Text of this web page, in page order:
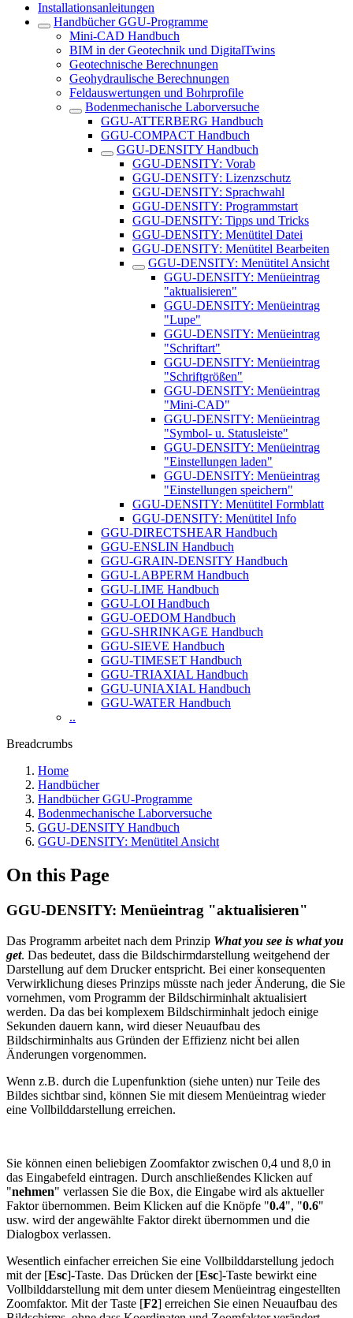
Installationsanleitungen
Handbücher GGU-Programme
Mini-CAD Handbuch
BIM in der Geotechnik und DigitalTwins
Geotechnische Berechnungen
Geohydraulische Berechnungen
Feldauswertungen und Bohrprofile
Bodenmechanische Laborversuche
GGU-ATTERBERG Handbuch
GGU-COMPACT Handbuch
GGU-DENSITY Handbuch
GGU-DENSITY: Vorab
GGU-DENSITY: Lizenzschutz
GGU-DENSITY: Sprachwahl
GGU-DENSITY: Programmstart
GGU-DENSITY: Tipps und Tricks
GGU-DENSITY: Menütitel Datei
GGU-DENSITY: Menütitel Bearbeiten
GGU-DENSITY: Menütitel Ansicht
GGU-DENSITY: Menüeintrag
"aktualisieren"
GGU-DENSITY: Menüeintrag
"Lupe"
GGU-DENSITY: Menüeintrag
"Schriftart"
GGU-DENSITY: Menüeintrag
"Schriftgrößen"
GGU-DENSITY: Menüeintrag
"Mini-CAD"
GGU-DENSITY: Menüeintrag
"Symbol- u. Statusleiste"
GGU-DENSITY: Menüeintrag
"Einstellungen laden"
GGU-DENSITY: Menüeintrag
"Einstellungen speichern"
GGU-DENSITY: Menütitel Formblatt
GGU-DENSITY: Menütitel Info
GGU-DIRECTSHEAR Handbuch
GGU-ENSLIN Handbuch
GGU-GRAIN-DENSITY Handbuch
GGU-LABPERM Handbuch
GGU-LIME Handbuch
GGU-LOI Handbuch
GGU-OEDOM Handbuch
GGU-SHRINKAGE Handbuch
GGU-SIEVE Handbuch
GGU-TIMESET Handbuch
GGU-TRIAXIAL Handbuch
GGU-UNIAXIAL Handbuch
GGU-WATER Handbuch
..
Breadcrumbs
Home
Handbücher
Handbücher GGU-Programme
Bodenmechanische Laborversuche
GGU-DENSITY Handbuch
GGU-DENSITY: Menütitel Ansicht
On this Page
GGU-DENSITY: Menüeintrag "aktualisieren"
Das Programm arbeitet nach dem Prinzip What you see is what you
get. Das bedeutet, dass die Bildschirmdarstellung weitgehend der
Darstellung auf dem Drucker entspricht. Bei einer konsequenten
Verwirklichung dieses Prinzips müsste nach jeder Änderung, die Sie
vornehmen, vom Programm der Bildschirminhalt aktualisiert
werden. Da das bei komplexem Bildschirminhalt jedoch einige
Sekunden dauern kann, wird dieser Neuaufbau des
Bildschirminhalts aus Gründen der Effizienz nicht bei allen
Änderungen vorgenommen.
Wenn z.B. durch die Lupenfunktion (siehe unten) nur Teile des
Bildes sichtbar sind, können Sie mit diesem Menüeintrag wieder
eine Vollbilddarstellung erreichen.
Sie können einen beliebigen Zoomfaktor zwischen 0,4 und 8,0 in
das Eingabefeld eintragen. Durch anschließendes Klicken auf
"nehmen" verlassen Sie die Box, die Eingabe wird als aktueller
Faktor übernommen. Beim Klicken auf die Knöpfe "0.4", "0.6"
usw. wird der angewählte Faktor direkt übernommen und die
Dialogbox verlassen.
Wesentlich einfacher erreichen Sie eine Vollbilddarstellung jedoch
mit der [Esc]-Taste. Das Drücken der [Esc]-Taste bewirkt eine
Vollbilddarstellung mit dem unter diesem Menüeintrag eingestellten
Zoomfaktor. Mit der Taste [F2] erreichen Sie einen Neuaufbau des